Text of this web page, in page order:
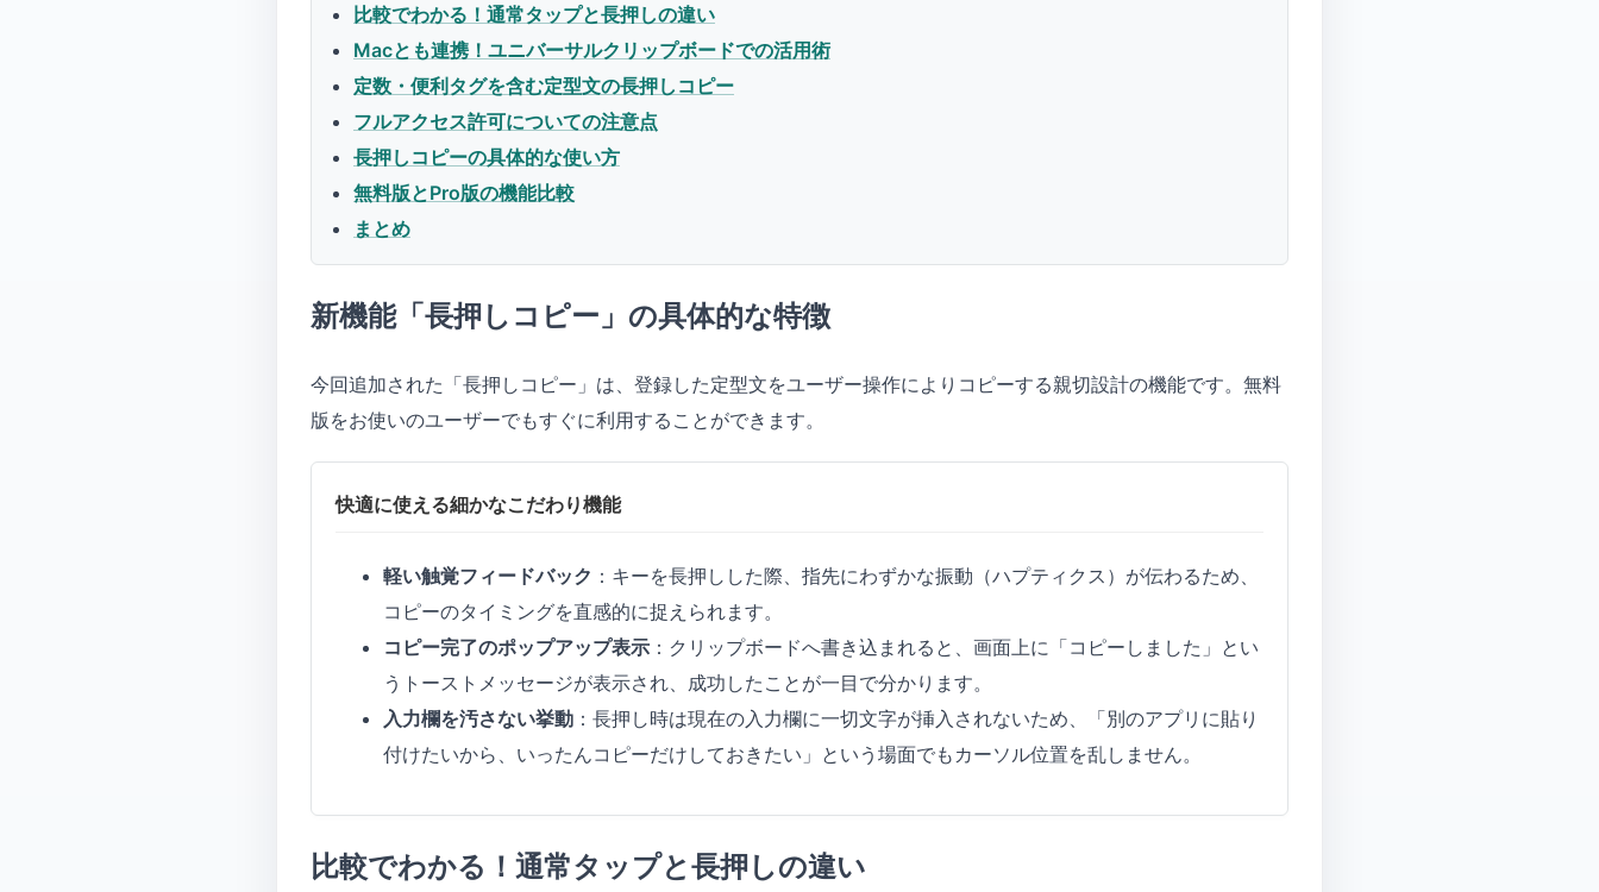
比較でわかる！通常タップと長押しの違い
Macとも連携！ユニバーサルクリップボードでの活用術
定数・便利タグを含む定型文の長押しコピー
フルアクセス許可についての注意点
長押しコピーの具体的な使い方
無料版とPro版の機能比較
まとめ
新機能「長押しコピー」の具体的な特徴
今回追加された「長押しコピー」は、登録した定型文をユーザー操作によりコピーする親切設計の機能です。無料
版をお使いのユーザーでもすぐに利用することができます。
快適に使える細かなこだわり機能
軽い触覚フィードバック ：キーを長押しした際、指先にわずかな振動（ハプティクス）が伝わるため、
コピーのタイミングを直感的に捉えられます。
コピー完了のポップアップ表示 ：クリップボードへ書き込まれると、画面上に「コピーしました」とい
うトーストメッセージが表示され、成功したことが一目で分かります。
入力欄を汚さない挙動 ：長押し時は現在の入力欄に一切文字が挿入されないため、「別のアプリに貼り
付けたいから、いったんコピーだけしておきたい」という場面でもカーソル位置を乱しません。
比較でわかる！通常タップと長押しの違い